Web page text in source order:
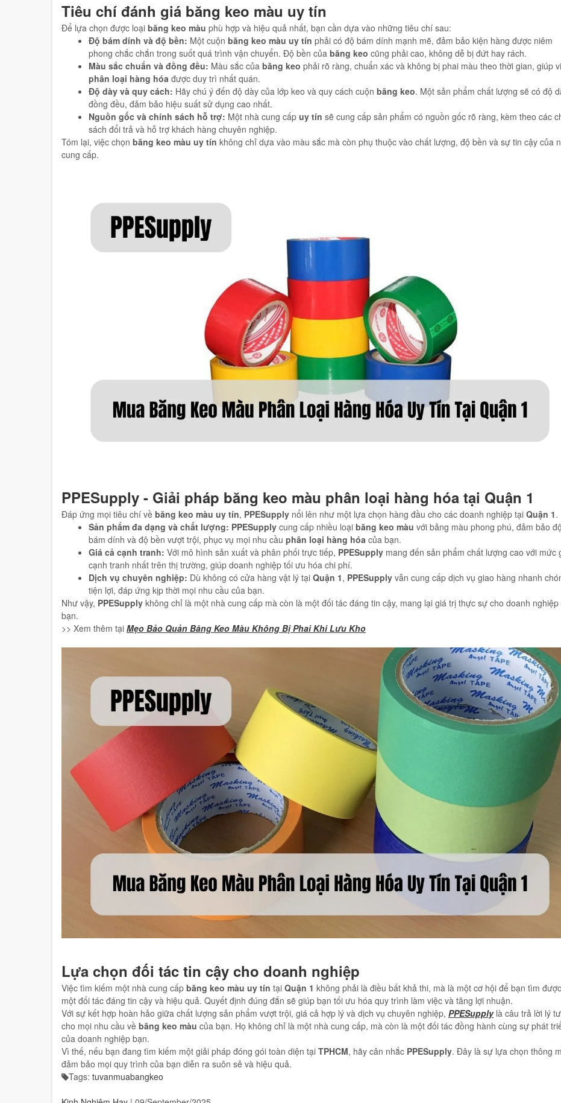
Tiêu chí đánh giá băng keo màu uy tín
Để lựa chọn được loại băng keo màu phù hợp và hiệu quả nhất, bạn cần dựa vào những tiêu chí sau:
Độ bám dính và độ bền: Một cuộn băng keo màu uy tín phải có độ bám dính mạnh mẽ, đảm bảo kiện hàng được niêm
phong chắc chắn trong suốt quá trình vận chuyển. Độ bền của băng keo cũng phải cao, không dễ bị đứt hay rách.
Màu sắc chuẩn và đồng đều: Màu sắc của băng keo phải rõ ràng, chuẩn xác và không bị phai màu theo thời gian, giúp
phân loại hàng hóa được duy trì nhất quán.
Độ dày và quy cách: Hãy chú ý đến độ dày của lớp keo và quy cách cuộn băng keo. Một sản phẩm chất lượng sẽ có độ
đồng đều, đảm bảo hiệu suất sử dụng cao nhất.
Nguồn gốc và chính sách hỗ trợ: Một nhà cung cấp uy tín sẽ cung cấp sản phẩm có nguồn gốc rõ ràng, kèm theo các
sách đổi trả và hỗ trợ khách hàng chuyên nghiệp.
Tóm lại, việc chọn băng keo màu uy tín không chỉ dựa vào màu sắc mà còn phụ thuộc vào chất lượng, độ bền và sự tin cậy của
cung cấp.
PPESupply - Giải pháp băng keo màu phân loại hàng hóa tại Quận 1
Đáp ứng mọi tiêu chí về băng keo màu uy tín, PPESupply nổi lên như một lựa chọn hàng đầu cho các doanh nghiệp tại Quận 1.
Sản phẩm đa dạng và chất lượng: PPESupply cung cấp nhiều loại băng keo màu với bảng màu phong phú, đảm bảo độ
bám dính và độ bền vượt trội, phục vụ mọi nhu cầu phân loại hàng hóa của bạn.
Giá cả cạnh tranh: Với mô hình sản xuất và phân phối trực tiếp, PPESupply mang đến sản phẩm chất lượng cao với mức
cạnh tranh nhất trên thị trường, giúp doanh nghiệp tối ưu hóa chi phí.
Dịch vụ chuyên nghiệp: Dù không có cửa hàng vật lý tại Quận 1, PPESupply vẫn cung cấp dịch vụ giao hàng nhanh
tiện lợi, đáp ứng kịp thời mọi nhu cầu của bạn.
Như vậy, PPESupply không chỉ là một nhà cung cấp mà còn là một đối tác đáng tin cậy, mang lại giá trị thực sự cho doanh nghiệp
bạn.
>> Xem thêm tại Mẹo Bảo Quản Băng Keo Màu Không Bị Phai Khi Lưu Kho
Lựa chọn đối tác tin cậy cho doanh nghiệp
Việc tìm kiếm một nhà cung cấp băng keo màu uy tín tại Quận 1 không phải là điều bất khả thi, mà là một cơ hội để bạn tìm được
một đối tác đáng tin cậy và hiệu quả. Quyết định đúng đắn sẽ giúp bạn tối ưu hóa quy trình làm việc và tăng lợi nhuận.
Với sự kết hợp hoàn hảo giữa chất lượng sản phẩm vượt trội, giá cả hợp lý và dịch vụ chuyên nghiệp, PPESupplylà câu trả lời lý
cho mọi nhu cầu về băng keo màu của bạn. Họ không chỉ là một nhà cung cấp, mà còn là một đối tác đồng hành cùng sự phát
của doanh nghiệp bạn.
Vì thế, nếu bạn đang tìm kiếm một giải pháp đóng gói toàn diện tại TPHCM, hãy cân nhắc PPESupply. Đây là sự lựa chọn thông
đảm bảo mọi quy trình của bạn diễn ra suôn sẻ và hiệu quả.
Tags: tuvanmuabangkeo